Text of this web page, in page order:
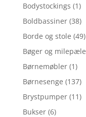
Bodystockings (1)
Boldbassiner (38)
Borde og stole (49)
Bøger og milepæle
Børnemøbler (1)
Børnesenge (137)
Brystpumper (11)
Bukser (6)